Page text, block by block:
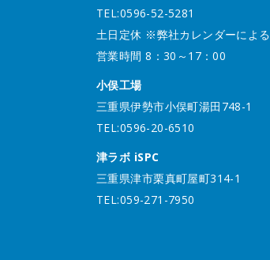
TEL:0596-52-5281
土日定休 ※弊社カレンダーによる
営業時間 8：30～17：00
小俣工場
三重県伊勢市小俣町湯田748-1
TEL:0596-20-6510
津ラボ iSPC
三重県津市栗真町屋町314-1
TEL:059-271-7950